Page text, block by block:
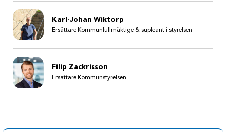
Karl-Johan Wiktorp
Ersättare Kommunfullmäktige & supleant i styrelsen
Filip Zackrisson
Ersättare Kommunstyrelsen